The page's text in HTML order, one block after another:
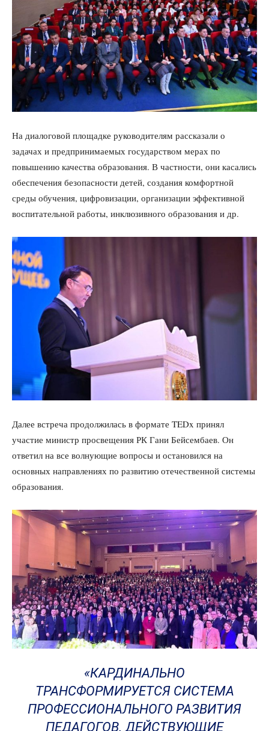
На диалоговой площадке руководителям рассказали о
задачах и предпринимаемых государством мерах по
повышению качества образования. В частности, они касались
обеспечения безопасности детей, создания комфортной
среды обучения, цифровизации, организации эффективной
воспитательной работы, инклюзивного образования и др.
Далее встреча продолжилась в формате TEDx принял
участие министр просвещения РК Гани Бейсембаев. Он
ответил на все волнующие вопросы и остановился на
основных направлениях по развитию отечественной системы
образования.
«КАРДИНАЛЬНО
ТРАНСФОРМИРУЕТСЯ СИСТЕМА
ПРОФЕССИОНАЛЬНОГО РАЗВИТИЯ
ПЕДАГОГОВ. ДЕЙСТВУЮЩИЕ